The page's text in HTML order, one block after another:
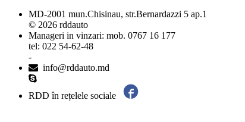
MD-2001 mun.Chisinau, str.Bernardazzi 5 ap.1
© 2026 rddauto
Manageri in vinzari: mob. 0767 16 177
tel: 022 54-62-48
-
info@rddauto.md
RDD în rețelele sociale